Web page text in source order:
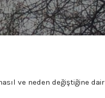
ve neden değiştiğine dair